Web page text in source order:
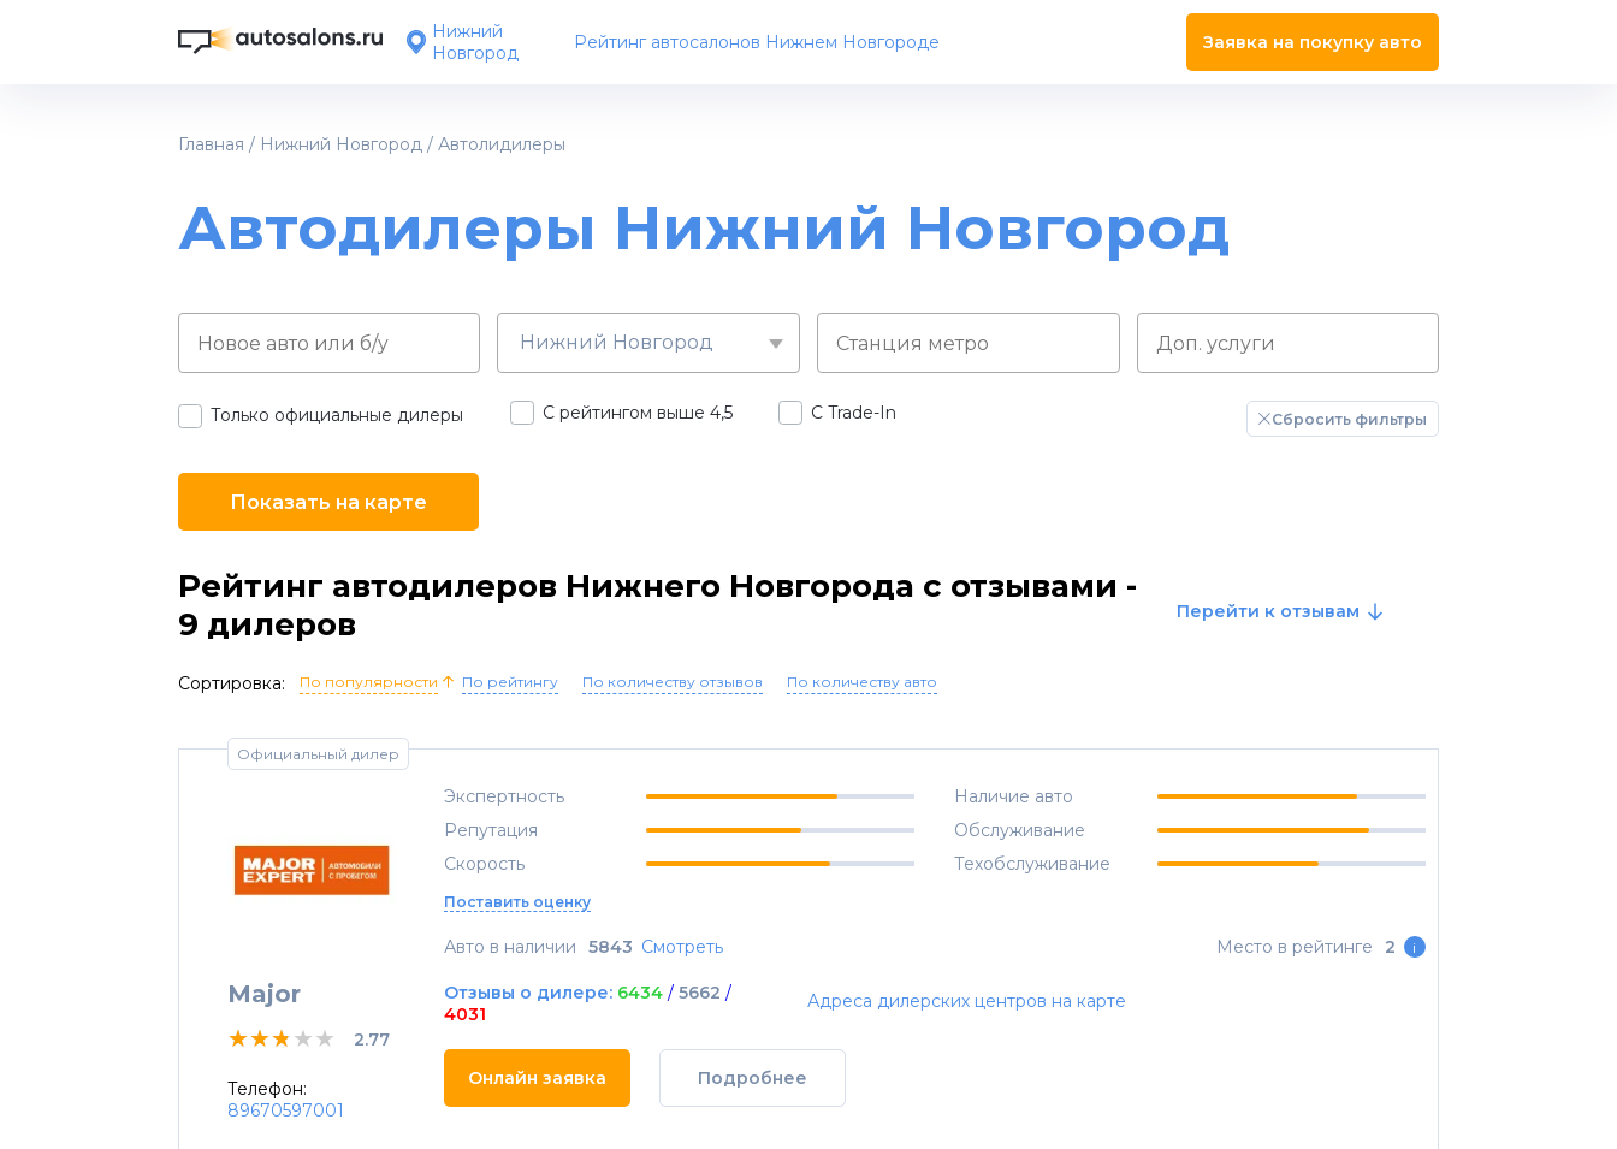
Главная / Нижний Новгород / Автолидилеры
Нижний
Новгород
Рейтинг автосалонов Нижнем Новгороде Заявка на покупку авто
Автодилеры Нижний Новгород
Нижний Новгород
Только официальные дилеры С рейтингом выше 4,5 С Trade-In Сбросить фильтры
Показать на карте
Рейтинг автодилеров Нижнего Новгорода с отзывами -
9 дилеров
Перейти к отзывам
Сортировка: По популярности По рейтингу По количеству отзывов По количеству авто
Официальный дилер
Major
★★★★★
★★★★★
★★★★★ 2.77
Телефон:
89670597001
Экспертность
Репутация
Скорость
Наличие авто
Обслуживание
Техобслуживание
Поставить оценку
Авто в наличии 5843 Смотреть Место в рейтинге 2 i
Отзывы о дилере: 6434 / 5662 /
4031
Адреса дилерских центров на карте
Онлайн заявка Подробнее